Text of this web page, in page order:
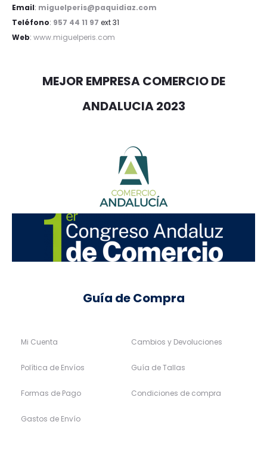
Email: miguelperis@paquidiaz.com
Teléfono: 957 44 11 97 ext 31
Web: www.miguelperis.com
MEJOR EMPRESA COMERCIO DE
ANDALUCIA 2023
Guía de Compra
Mi Cuenta
Política de Envíos
Formas de Pago
Gastos de Envío
Cambios y Devoluciones
Guía de Tallas
Condiciones de compra